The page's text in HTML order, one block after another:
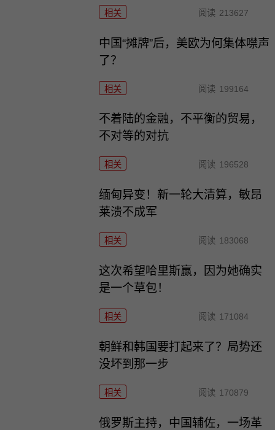
相关 阅读 213627
中国“摊牌”后，美欧为何集体噤声
了？
相关 阅读 199164
不着陆的金融，不平衡的贸易，
不对等的对抗
相关 阅读 196528
缅甸异变！新一轮大清算，敏昂
莱溃不成军
相关 阅读 183068
这次希望哈里斯赢，因为她确实
是一个草包！
相关 阅读 171084
朝鲜和韩国要打起来了？局势还
没坏到那一步
相关 阅读 170879
俄罗斯主持，中国辅佐，一场革